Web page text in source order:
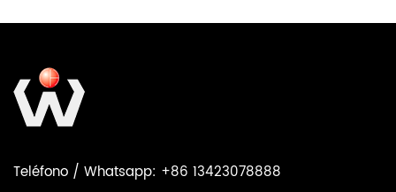
Teléfono / Whatsapp: +86 13423078888